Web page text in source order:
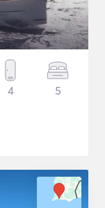
4 5